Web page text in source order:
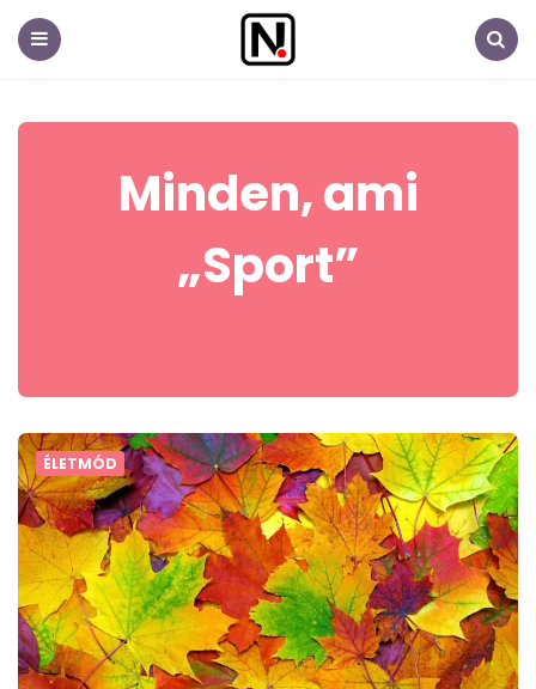
Minden, ami
„Sport”
ÉLETMÓD